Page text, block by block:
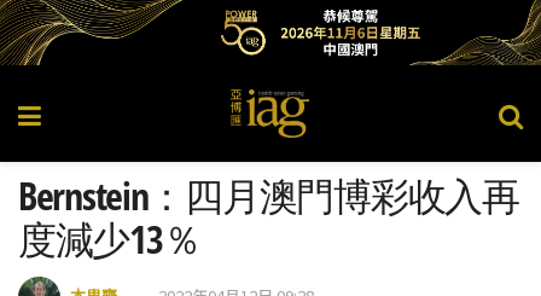
Bernstein：四月澳門博彩收入再
度減少13％